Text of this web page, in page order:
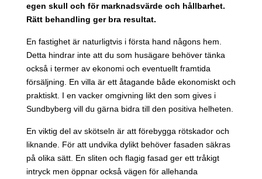
egen skull och för marknadsvärde och hållbarhet.
Rätt behandling ger bra resultat.
En fastighet är naturligtvis i första hand någons hem.
Detta hindrar inte att du som husägare behöver tänka
också i termer av ekonomi och eventuellt framtida
försäljning. En villa är ett åtagande både ekonomiskt och
praktiskt. I en vacker omgivning likt den som gives i
Sundbyberg vill du gärna bidra till den positiva helheten.
En viktig del av skötseln är att förebygga rötskador och
liknande. För att undvika dylikt behöver fasaden säkras
på olika sätt. En sliten och flagig fasad ger ett tråkigt
intryck men öppnar också vägen för allehanda